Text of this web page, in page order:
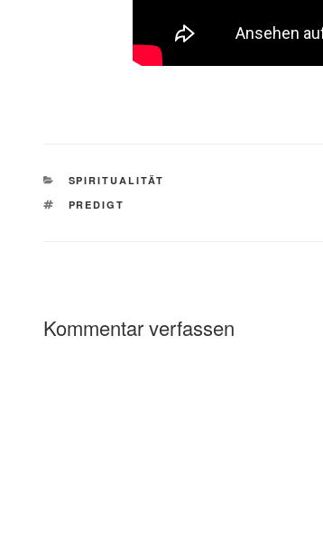
KATEGORIEN
SPIRITUALITÄT
SCHLAGWÖRTER
PREDIGT
Kommentar verfassen